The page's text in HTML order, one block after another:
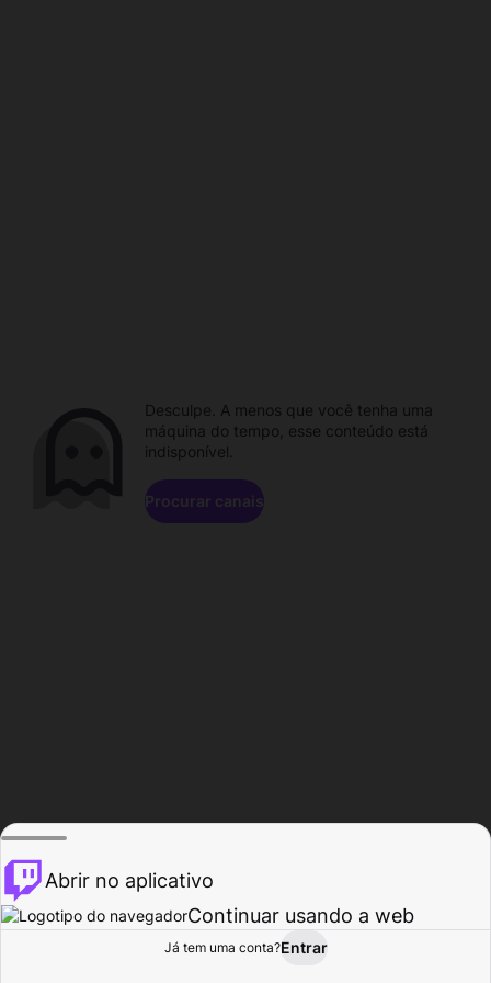
Procurar Atividade
Desculpe. A menos que você tenha uma
máquina do tempo, esse conteúdo está
indisponível.
Procurar canais
Abrir no aplicativo
Continuar usando a web
Já tem uma conta?Entrar